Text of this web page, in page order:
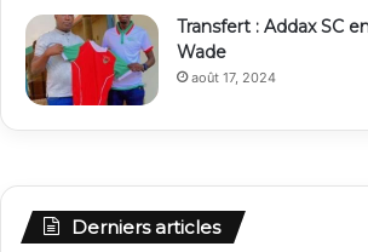
Transfert : Addax SC
Wade
août 17, 2024
Derniers articles